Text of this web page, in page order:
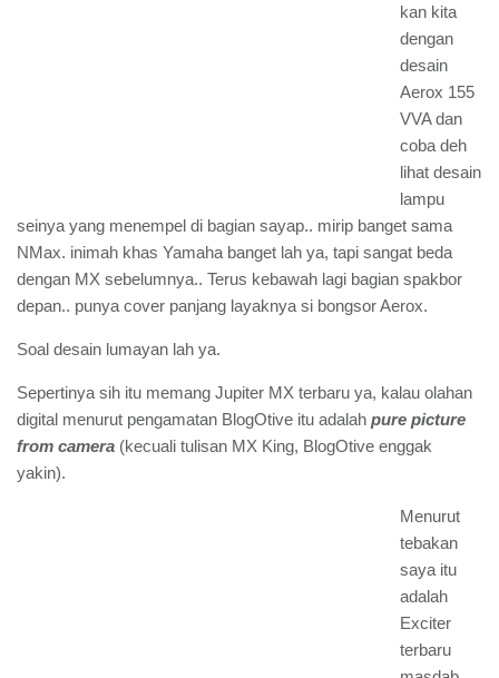
kan kita
dengan
desain
Aerox 155
VVA dan
coba deh
lihat desain
lampu
seinya yang menempel di bagian sayap.. mirip banget sama
NMax. inimah khas Yamaha banget lah ya, tapi sangat beda
dengan MX sebelumnya.. Terus kebawah lagi bagian spakbor
depan.. punya cover panjang layaknya si bongsor Aerox.
Soal desain lumayan lah ya.
Sepertinya sih itu memang Jupiter MX terbaru ya, kalau olahan
digital menurut pengamatan BlogOtive itu adalah pure picture
from camera (kecuali tulisan MX King, BlogOtive enggak
yakin).
Menurut
tebakan
saya itu
adalah
Exciter
terbaru